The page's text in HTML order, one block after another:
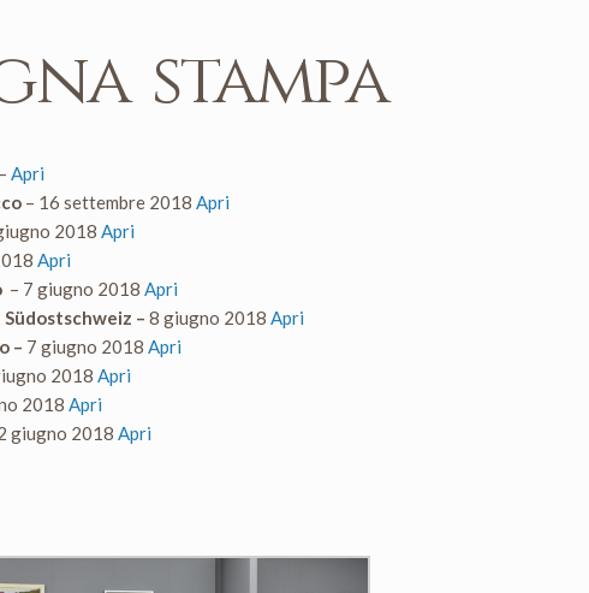
stampa
– Apri
– 16 settembre 2018 Apri
2018 Apri
Apri
– 7 giugno 2018 Apri
– 8 giugno 2018 Apri
– 7 giugno 2018 Apri
2018 Apri
2018 Apri
giugno 2018 Apri